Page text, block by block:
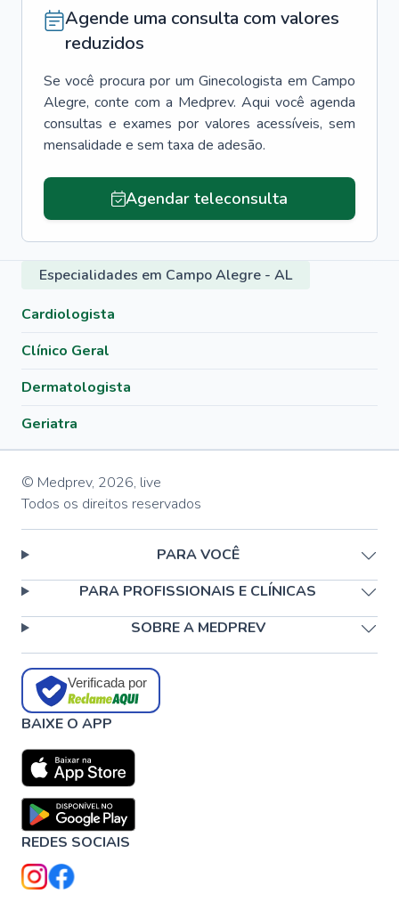
Agende uma consulta com valores
reduzidos
Se você procura por um Ginecologista em Campo
Alegre, conte com a Medprev. Aqui você agenda
consultas e exames por valores acessíveis, sem
mensalidade e sem taxa de adesão.
Agendar teleconsulta
Especialidades em Campo Alegre - AL
Cardiologista
Clínico Geral
Dermatologista
Geriatra
© Medprev, 2026, live
Todos os direitos reservados
PARA VOCÊ
PARA PROFISSIONAIS E CLÍNICAS
SOBRE A MEDPREV
Verificada por
BAIXE O APP
REDES SOCIAIS